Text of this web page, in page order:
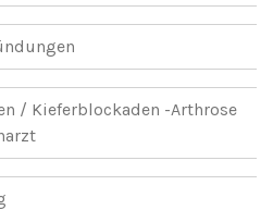
/ Kieferblockaden -Arthrose